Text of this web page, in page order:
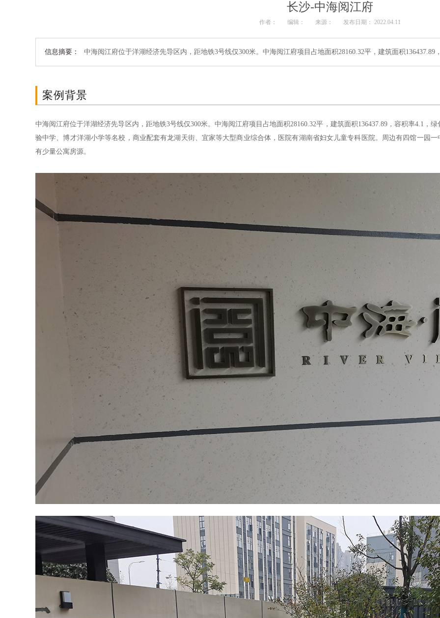
长沙-中海阅江府
作者： 编辑： 来源： 发布日期： 2022.04.11
信息摘要： 中海阅江府位于洋湖经济先导区内，距地铁3号线仅300米。中海阅江府项目占地面积28160.32平，建筑面积
案例背景
中海阅江府位于洋湖经济先导区内，距地铁3号线仅300米。中海阅江府项目占地面积28160.32平，建筑面积136437.89，容积率4.1，
验中学、博才洋湖小学等名校，商业配套有龙湖天街、宜家等大型商业综合体，医院有湖南省妇女儿童专科医院。周边有四馆一园
有少量公寓房源。